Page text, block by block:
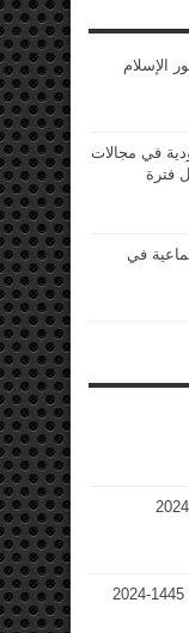
الإسلام
في مجالات
فترة
في